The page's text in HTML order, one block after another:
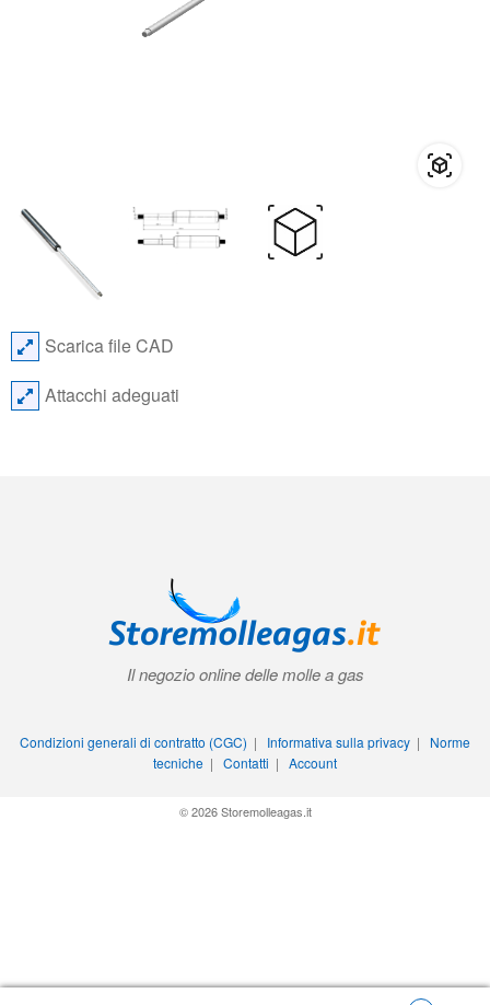
Scarica file CAD
Attacchi adeguati
Il negozio online delle molle a gas
Condizioni generali di contratto (CGC) | Informativa sulla privacy | Norme
tecniche | Contatti | Account
© 2026 Storemolleagas.it